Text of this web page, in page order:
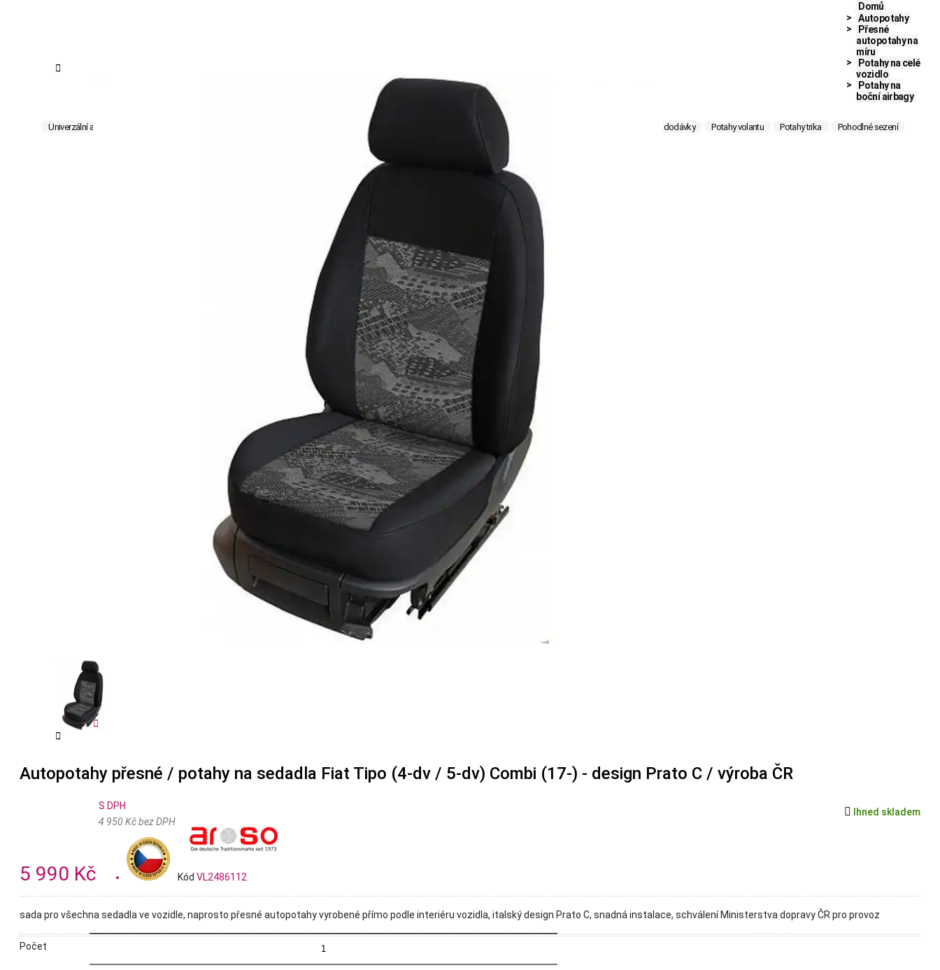
Domů
Autopotahy
Přesné
autopotahy na
míru
Potahy na celé
vozidlo
Potahy na
boční airbagy
Univerzální autopotahy Vyhřívané potahy Potahy pro dodávky Potahy volantu Potahy trika Pohodlné sezení



Autopotahy přesné / potahy na sedadla Fiat Tipo (4-dv / 5-dv) Combi (17-) - design Prato C / výroba ČR
5 990 Kč
S DPH
4 950 Kč bez DPH
Kód VL2486112
 Ihned skladem
sada pro všechna sedadla ve vozidle, naprosto přesné autopotahy vyrobené přímo podle interiéru vozidla, italský design Prato C, snadná instalace, schválení Ministerstva dopravy ČR pro provoz
Počet